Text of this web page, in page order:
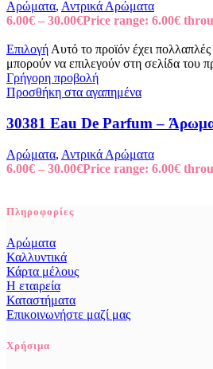
Αρώματα, Αντρικά Αρώματα
6.00€ – 30.00€Price range: 6.00€
Επιλογή Αυτό το προϊόν έχει
μπορούν να επιλεγούν στη σελίδα του
Γρήγορη προβολή
Προσθήκη στα αγαπημένα
30381 Eau De Parfum –
Αρώματα, Αντρικά Αρώματα
6.00€ – 30.00€Price range: 6.00€
Πληροφορίες
Αρώματα
Καλλυντικά
Κάρτα μέλους
Η εταιρεία
Καταστήματα
Επικοινωνήστε μαζί μας
Χρήσιμα